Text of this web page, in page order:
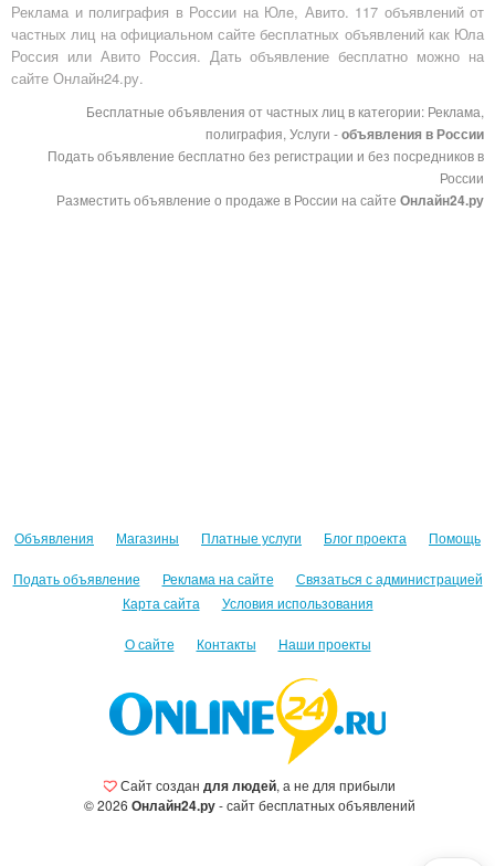
Реклама и полиграфия в России на Юле, Авито. 117 объявлений от
частных лиц на официальном сайте бесплатных объявлений как Юла
Россия или Авито Россия. Дать объявление бесплатно можно на
сайте Онлайн24.ру.
Бесплатные объявления от частных лиц в категории: Реклама,
полиграфия, Услуги -объявления в России
Подать объявление бесплатно без регистрации и без посредников в
России
Разместить объявление о продаже в России на сайте Онлайн24.ру
Объявления Магазины Платные услуги Блог проекта Помощь
Подать объявление Реклама на сайте
Связаться с администрацией
Карта сайта
Условия использования
О сайте Контакты Наши проекты
Сайт создан для людей, а не для прибыли
© 2026 Онлайн24.ру- сайт бесплатных объявлений